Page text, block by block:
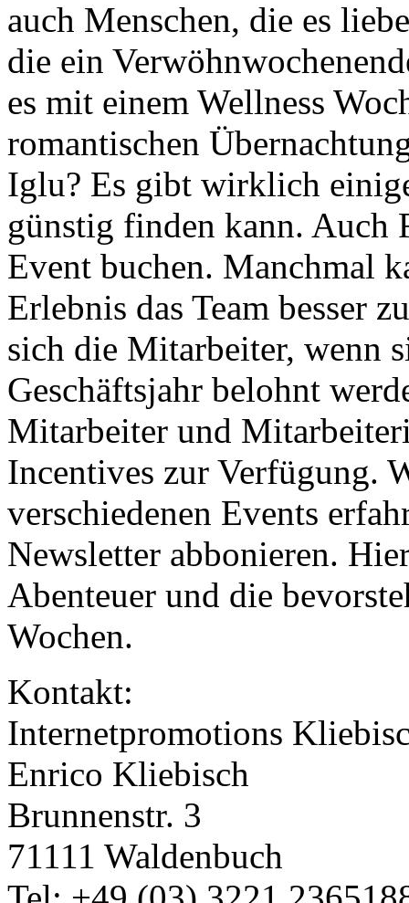
auch Menschen, die es
die ein
es mit einem Wellness
romantischen
Iglu? Es gibt wirklich
günstig finden kann. Auch
Event buchen. Manchmal
Erlebnis das Team besser
sich die Mitarbeiter, wenn
Geschäftsjahr belohnt
Mitarbeiter und
Incentives zur Verfügung.
verschiedenen Events
Newsletter abbonieren.
Abenteuer und die
Wochen.
Kontakt:
Internetpromotions
Enrico Kliebisch
Brunnenstr. 3
71111 Waldenbuch